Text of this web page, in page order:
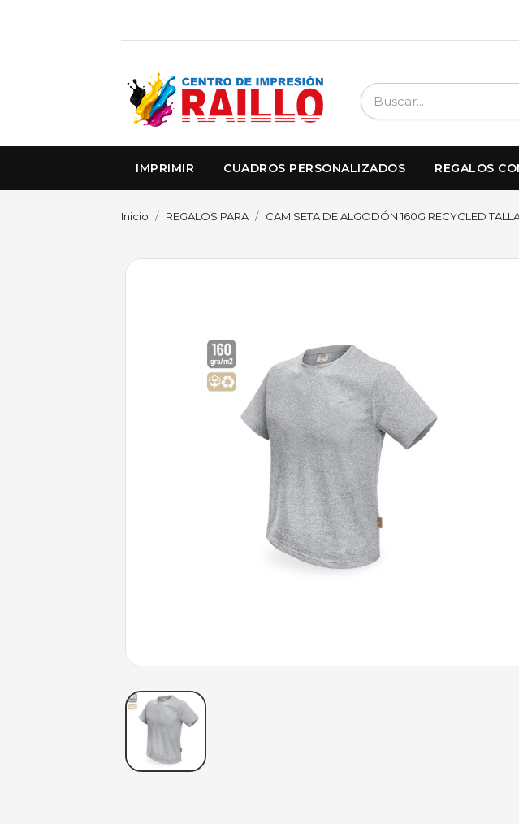
IMPRIMIR CUADROS PERSONALIZADOS REGALOS
Inicio REGALOS PARA CAMISETA DE ALGODÓN 160G RECYCLED